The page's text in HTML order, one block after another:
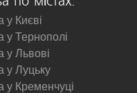
у Києві
у Тернополі
у Львові
у Луцьку
у Кременчуці